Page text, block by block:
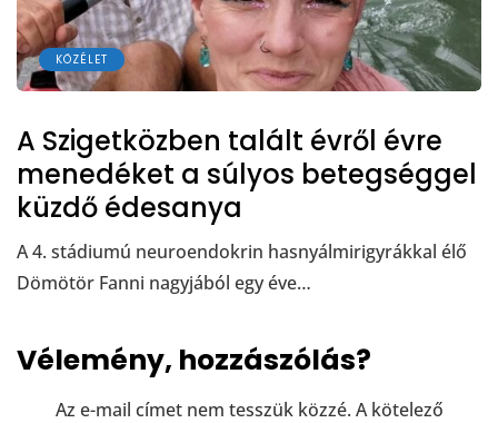
KÖZÉLET
A Szigetközben talált évről évre
menedéket a súlyos betegséggel
küzdő édesanya
A 4. stádiumú neuroendokrin hasnyálmirigyrákkal élő
Dömötör Fanni nagyjából egy éve…
Vélemény, hozzászólás?
Az e-mail címet nem tesszük közzé. A kötelező